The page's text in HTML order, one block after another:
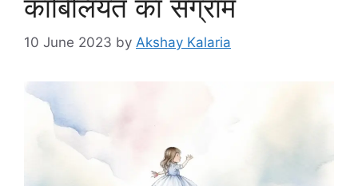
काबिलियत का संग्राम
10 June 2023 by Akshay Kalaria